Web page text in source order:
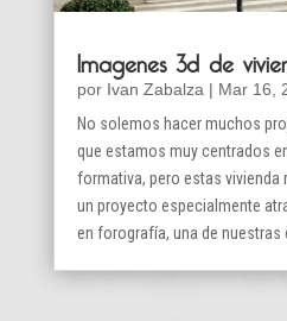
Imagenes 3d de
por Ivan Zabalza | Mar 16,
No solemos hacer muchos
que estamos muy centrados
formativa, pero estas vivienda
un proyecto especialmente
en forografía, una de nuestras